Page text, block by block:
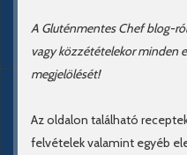
A Gluténmentes Chef blog-
vagy közzétételekor minden
megjelölését!
Az oldalon található
felvételek valamint egyéb